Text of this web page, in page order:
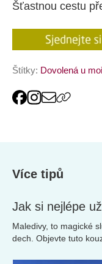
Šťastnou cestu
Štítky: Dovolená u
Více tipů
Jak si nejlépe
Maledivy, to magické
dech. Objevte tuto